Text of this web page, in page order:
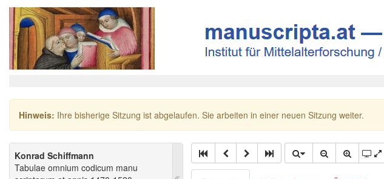
Hinweis: Ihre bisherige Sitzung ist abgelaufen. Sie arbeiten in einer neuen Sitzung weiter.
Konrad Schiffmann
Tabulae omnium codicum manu